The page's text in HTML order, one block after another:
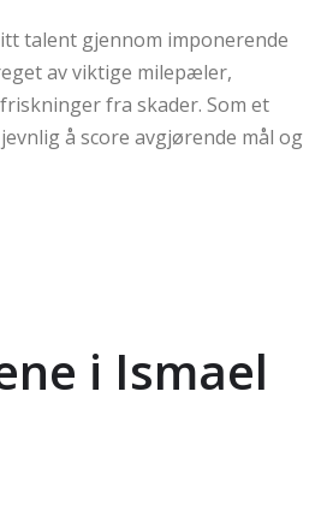
talent gjennom imponerende
av viktige milepæler,
fra skader. Som et
å score avgjørende mål og
i Ismael